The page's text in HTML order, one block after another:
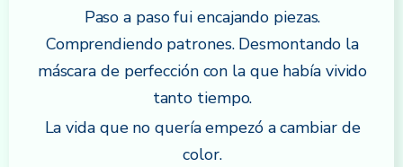
Paso a paso fui encajando piezas.
Comprendiendo patrones. Desmontando la
máscara de perfección con la que había vivido
tanto tiempo.
La vida que no quería empezó a cambiar de
color.